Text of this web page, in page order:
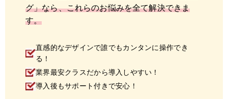
グ」なら、これらのお悩みを全て解決できま
す。
直感的なデザインで誰でもカンタンに操作でき
る！
業界最安クラスだから導入しやすい！
導入後もサポート付きで安心！